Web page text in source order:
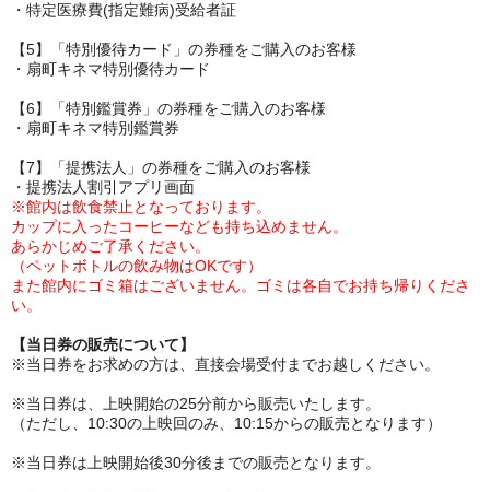
・特定医療費(指定難病)受給者証
【5】「特別優待カード」の券種をご購入のお客様
・扇町キネマ特別優待カード
【6】「特別鑑賞券」 の券種をご購入のお客様
・扇町キネマ特別鑑賞券
【7】「提携法人」の券種をご購入のお客様
・提携法人割引アプリ画面
※館内は飲食禁止となっております。
カップに入ったコーヒーなども持ち込めません。
あらかじめご了承ください。
（ペットボトルの飲み物はOKです）
また館内にゴミ箱はございません。ゴミは各自でお持ち帰りくださ
い。
【当日券の販売について】
※当日券をお求めの方は、直接会場受付までお越しください。
※当日券は、上映開始の25分前から販売いたします。
（ただし、10:30の上映回のみ、10:15からの販売となります）
※当日券は 上映開始後30分後までの販売となります。